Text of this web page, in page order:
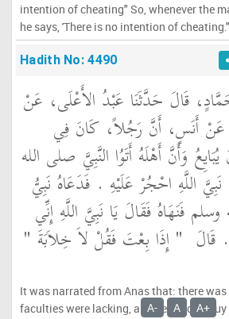
intention of cheating" So, whenever the
he says, 'There is no intention of
Hadith No: 4490
قَالَ حَدَّثَنَا عَبْدُ الأَعْلَى، عَنْ
أَنَسٍ، أَنَّ رَجُلاً، كَانَ فِي
وَأَنَّ أَهْلَهُ أَتَوُا النَّبِيَّ صلى الله
نَبِيَّ اللَّهِ احْجُرْ عَلَيْهِ ‏.‏ فَدَعَاهُ نَبِيُّ
فَنَهَاهُ فَقَالَ يَا نَبِيَّ اللَّهِ إِنِّي
"‏ إِذَا بِعْتَ فَقُلْ لاَ خِلاَبَةَ ‏"
It was narrated from Anas that: there
faculties were lacking, and he used to
A- A A+